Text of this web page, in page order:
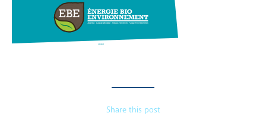
Share this post